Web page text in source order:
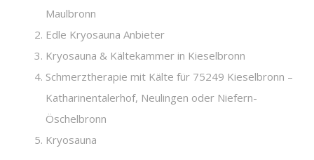
Maulbronn
Edle Kryosauna Anbieter
Kryosauna & Kältekammer in Kieselbronn
Schmerztherapie mit Kälte für 75249 Kieselbronn –
Katharinentalerhof, Neulingen oder Niefern-
Öschelbronn
Kryosauna